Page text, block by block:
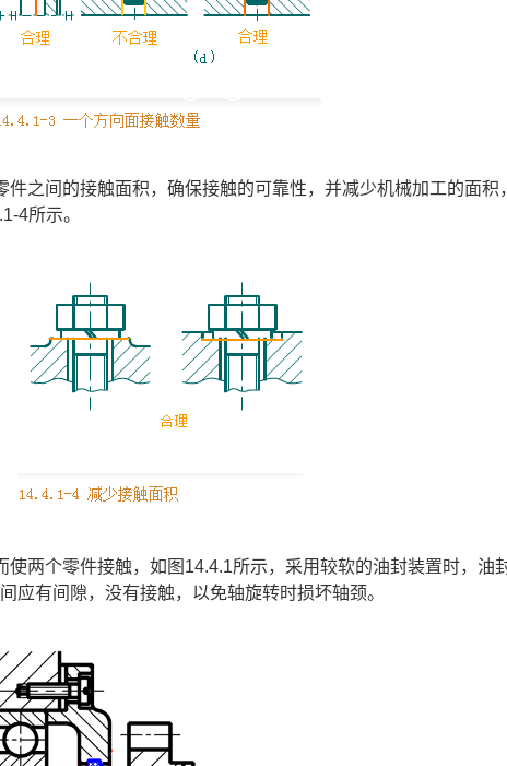
之间的接触面积，确保接触的可靠性，并减少机械加工的面积
4所示。
两个零件接触，如图14.4.1所示，采用较软的油封装置时，油
应有间隙，没有接触，以免轴旋转时损坏轴颈。